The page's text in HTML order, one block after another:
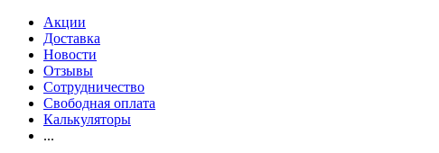
Акции
Доставка
Новости
Отзывы
Сотрудничество
Свободная оплата
Калькуляторы
...